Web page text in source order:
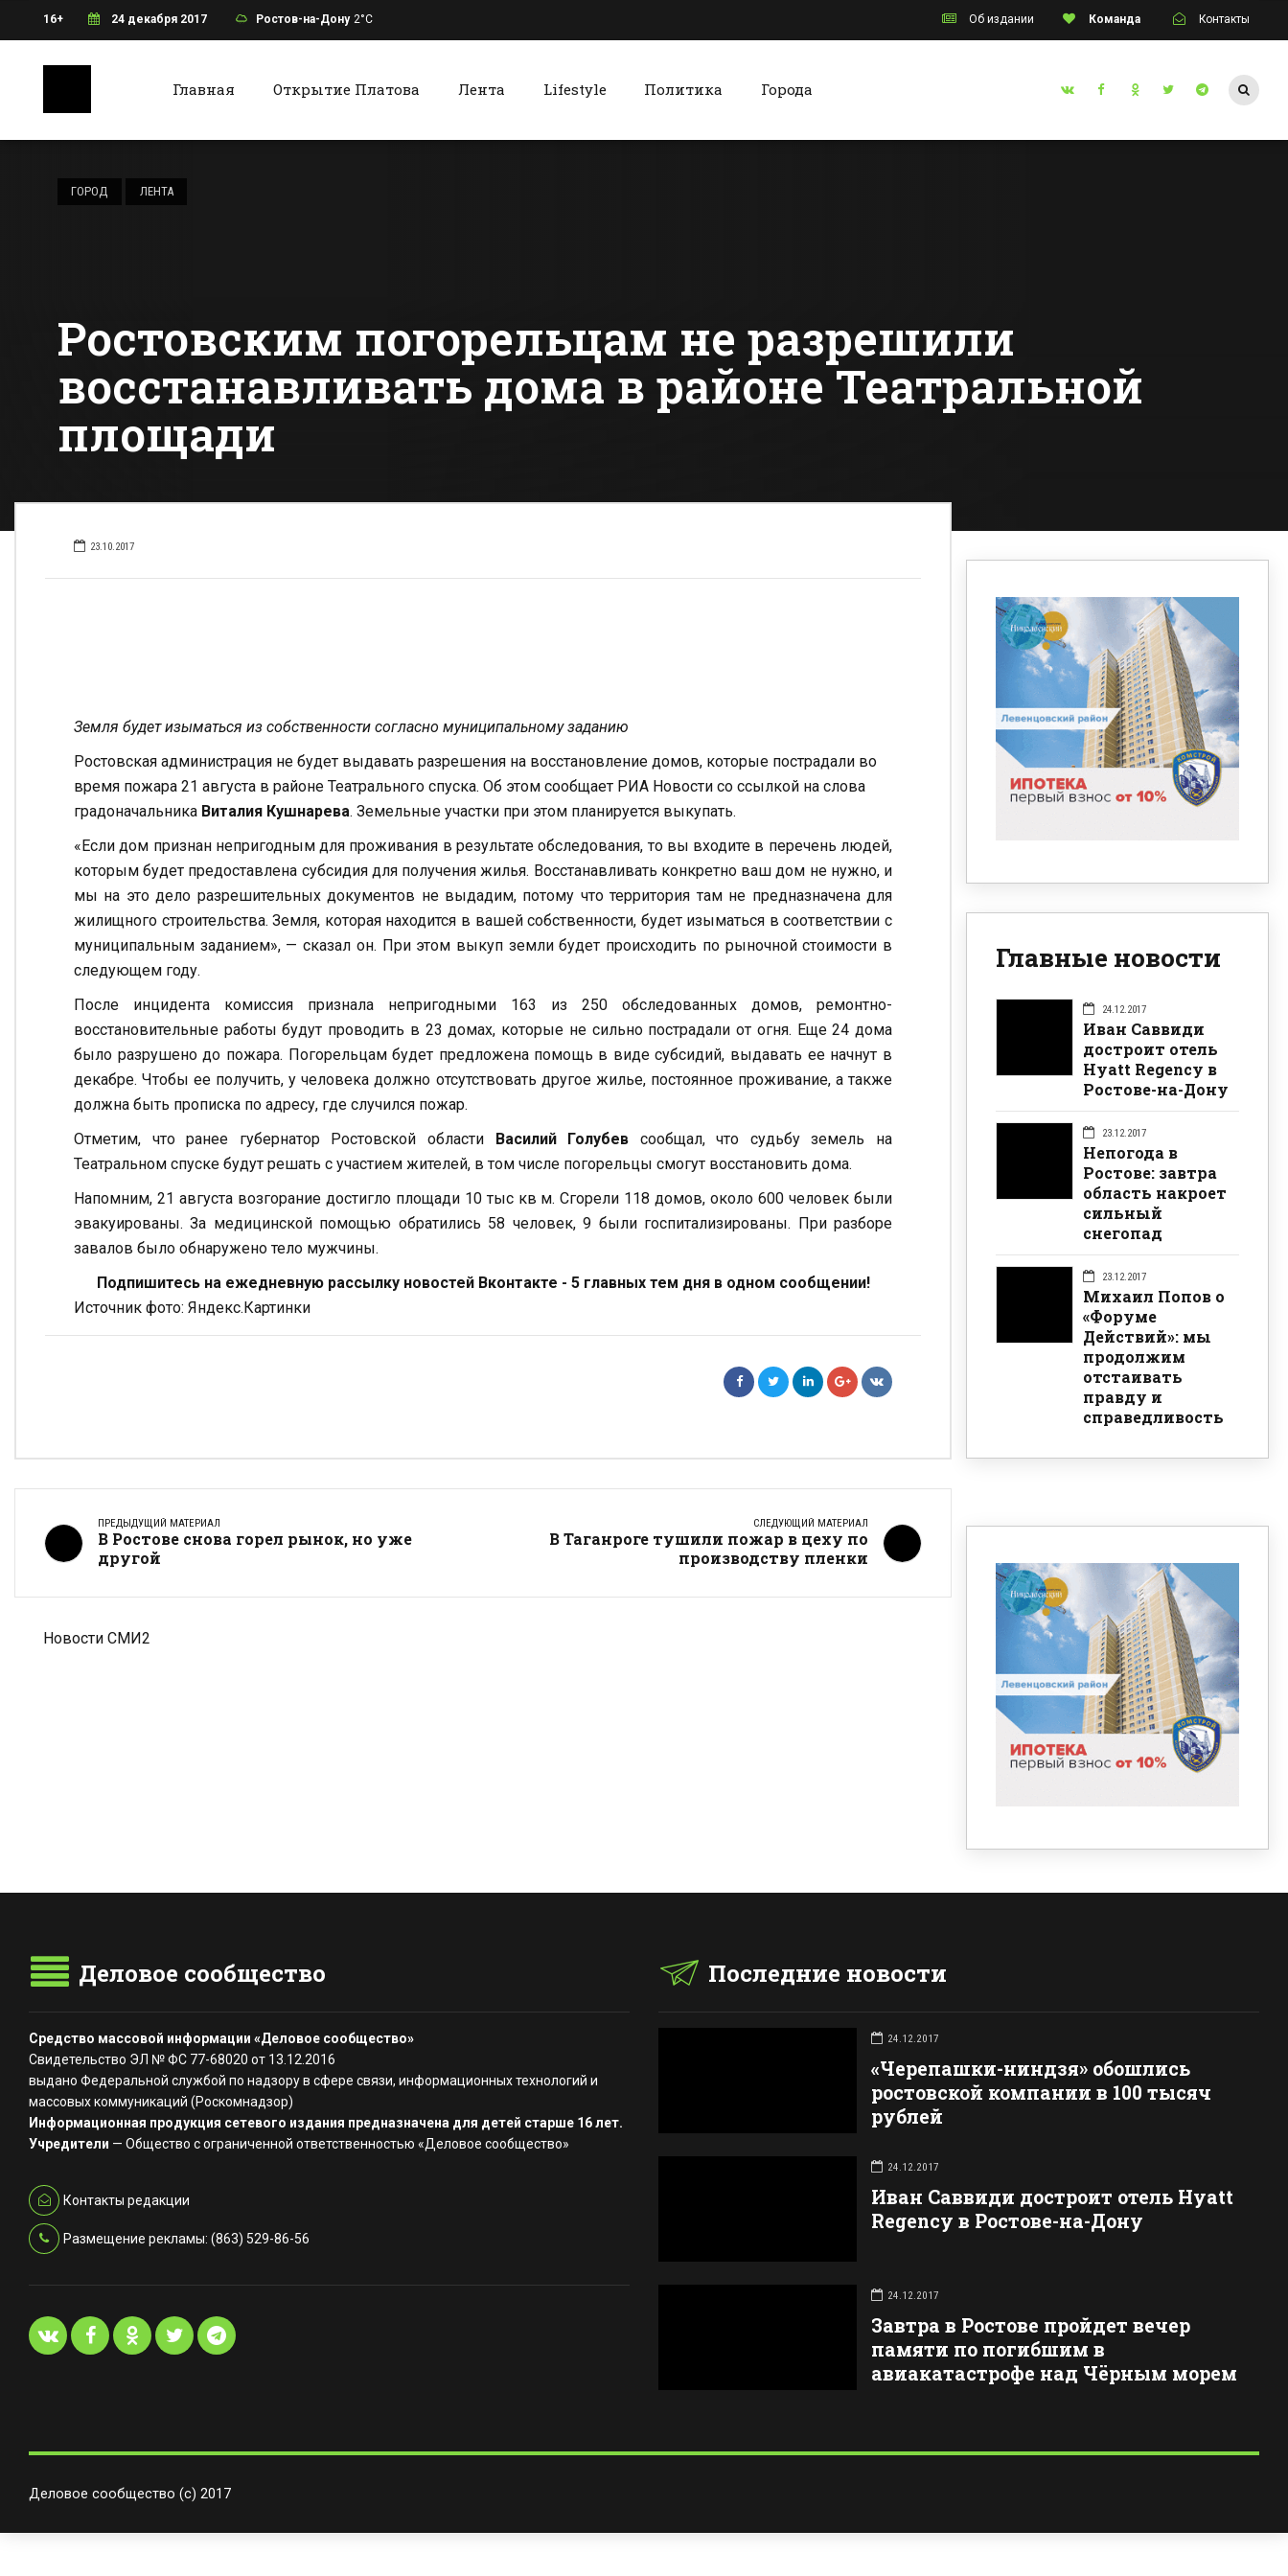
16+ 24 декабря 2017 Ростов-на-Дону 2°C Об издании Команда Контакты
Главная Открытие Платова Лента Lifestyle Политика Города
ГОРОД ЛЕНТА
Ростовским погорельцам не разрешили
восстанавливать дома в районе Театральной
площади
23.10.2017
Земля будет изыматься из собственности согласно муниципальному заданию
Ростовская администрация не будет выдавать разрешения на восстановление домов, которые пострадали во
время пожара 21 августа в районе Театрального спуска. Об этом сообщает РИА Новости со ссылкой на слова
градоначальника Виталия Кушнарева. Земельные участки при этом планируется выкупать.
«Если дом признан непригодным для проживания в результате обследования, то вы входите в перечень людей,
которым будет предоставлена субсидия для получения жилья. Восстанавливать конкретно ваш дом не нужно, и
мы на это дело разрешительных документов не выдадим, потому что территория там не предназначена для
жилищного строительства. Земля, которая находится в вашей собственности, будет изыматься в соответствии с
муниципальным заданием», — сказал он. При этом выкуп земли будет происходить по рыночной стоимости в
следующем году.
После инцидента комиссия признала непригодными 163 из 250 обследованных домов, ремонтно-
восстановительные работы будут проводить в 23 домах, которые не сильно пострадали от огня. Еще 24 дома
было разрушено до пожара. Погорельцам будет предложена помощь в виде субсидий, выдавать ее начнут в
декабре. Чтобы ее получить, у человека должно отсутствовать другое жилье, постоянное проживание, а также
должна быть прописка по адресу, где случился пожар.
Отметим, что ранее губернатор Ростовской области Василий Голубев сообщал, что судьбу земель на
Театральном спуске будут решать с участием жителей, в том числе погорельцы смогут восстановить дома.
Напомним, 21 августа возгорание достигло площади 10 тыс кв м. Сгорели 118 домов, около 600 человек были
эвакуированы. За медицинской помощью обратились 58 человек, 9 были госпитализированы. При разборе
завалов было обнаружено тело мужчины.
Подпишитесь на ежедневную рассылку новостей Вконтакте - 5 главных тем дня в одном сообщении!
Источник фото: Яндекс.Картинки
ПРЕДЫДУЩИЙ МАТЕРИАЛ
В Ростове снова горел рынок, но уже
другой
СЛЕДУЮЩИЙ МАТЕРИАЛ
В Таганроге тушили пожар в цеху по
производству пленки
Новости СМИ2
Главные новости
24.12.2017
Иван Саввиди
достроит отель
Hyatt Regency в
Ростове-на-Дону
23.12.2017
Непогода в
Ростове: завтра
область накроет
сильный
снегопад
23.12.2017
Михаил Попов о
«Форуме
Действий»: мы
продолжим
отстаивать
правду и
справедливость
Деловое сообщество
Средство массовой информации «Деловое сообщество»
Свидетельство ЭЛ № ФС 77-68020 от 13.12.2016
выдано Федеральной службой по надзору в сфере связи, информационных технологий и
массовых коммуникаций (Роскомнадзор)
Информационная продукция сетевого издания предназначена для детей старше 16 лет.
Учредители — Общество с ограниченной ответственностью «Деловое сообщество»
Контакты редакции
Размещение рекламы: (863) 529-86-56
Последние новости
24.12.2017
«Черепашки-ниндзя» обошлись
ростовской компании в 100 тысяч
рублей
24.12.2017
Иван Саввиди достроит отель Hyatt
Regency в Ростове-на-Дону
24.12.2017
Завтра в Ростове пройдет вечер
памяти по погибшим в
авиакатастрофе над Чёрным морем
Деловое сообщество (с) 2017